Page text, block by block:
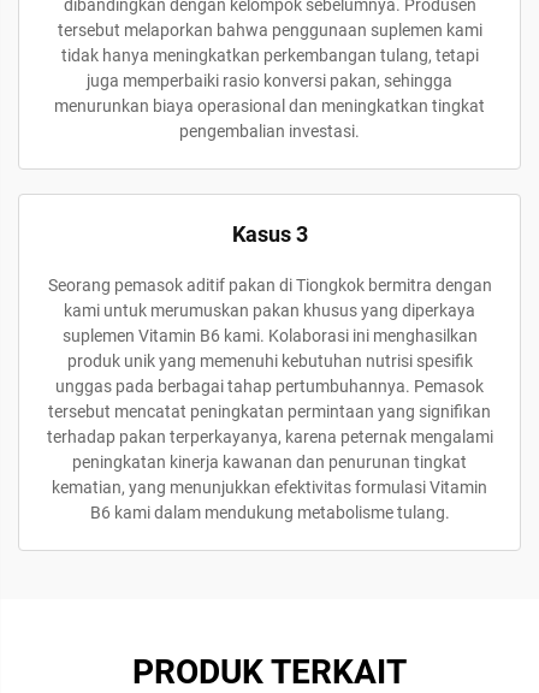
dibandingkan dengan kelompok sebelumnya. Produsen
tersebut melaporkan bahwa penggunaan suplemen kami
tidak hanya meningkatkan perkembangan tulang, tetapi
juga memperbaiki rasio konversi pakan, sehingga
menurunkan biaya operasional dan meningkatkan tingkat
pengembalian investasi.
Kasus 3
Seorang pemasok aditif pakan di Tiongkok bermitra dengan
kami untuk merumuskan pakan khusus yang diperkaya
suplemen Vitamin B6 kami. Kolaborasi ini menghasilkan
produk unik yang memenuhi kebutuhan nutrisi spesifik
unggas pada berbagai tahap pertumbuhannya. Pemasok
tersebut mencatat peningkatan permintaan yang signifikan
terhadap pakan terperkayanya, karena peternak mengalami
peningkatan kinerja kawanan dan penurunan tingkat
kematian, yang menunjukkan efektivitas formulasi Vitamin
B6 kami dalam mendukung metabolisme tulang.
PRODUK TERKAIT